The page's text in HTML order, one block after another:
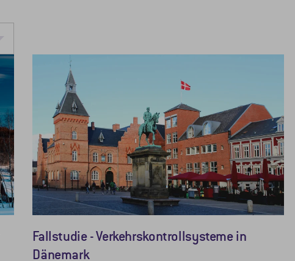
Fallstudie - Verkehrskontrollsysteme in
Dänemark